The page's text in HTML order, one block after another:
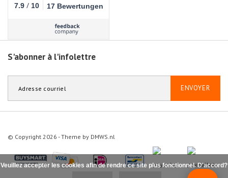
7.9 / 10 17 Bewertungen
S'abonner à l'infolettre
ENVOYER
© Copyright 2026 - Theme by DMWS.nl
Veuillez accepter les cookies afin de rendre ce site plus fonctionnel. D'accord?